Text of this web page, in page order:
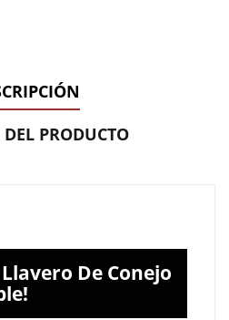
DEL PRODUCTO
De Conejo